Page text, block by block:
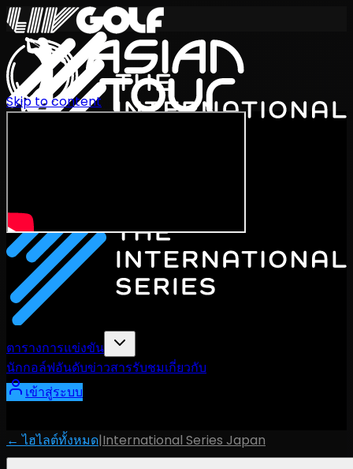
ตารางการแข่งขัน
นักกอล์ฟอันดับข่าวสารรับชมเกี่ยวกับ
เข้าสู่ระบบ
Skip to content
← ไฮไลต์ทั้งหมด|International Series Japan